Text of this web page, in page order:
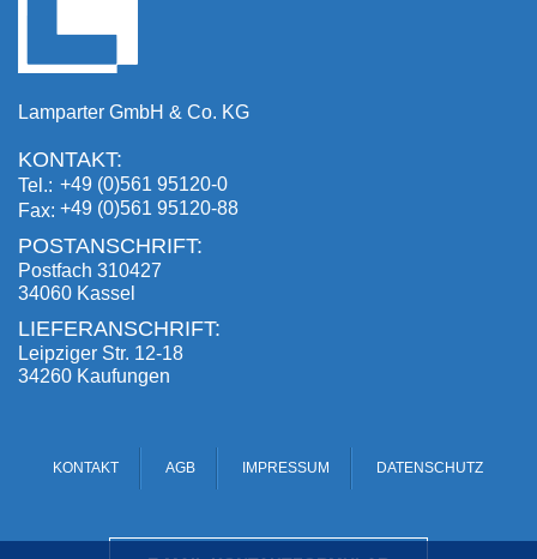
Lamparter GmbH & Co. KG
KONTAKT:
Tel.
+49 (0)561 95120-0
Fax +49 (0)561 95120-88
POSTANSCHRIFT:
Postfach 310427
34060 Kassel
LIEFERANSCHRIFT:
Leipziger Str. 12-18
34260 Kaufungen
KONTAKT AGB IMPRESSUM DATENSCHUTZ